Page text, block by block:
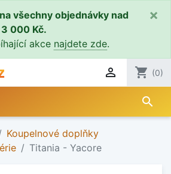
všechny objednávky nad
3 000 Kč.
akce najdete zde.
×
 shopping_cart (0)
search
Koupelnové doplňky
Titania - Yacore